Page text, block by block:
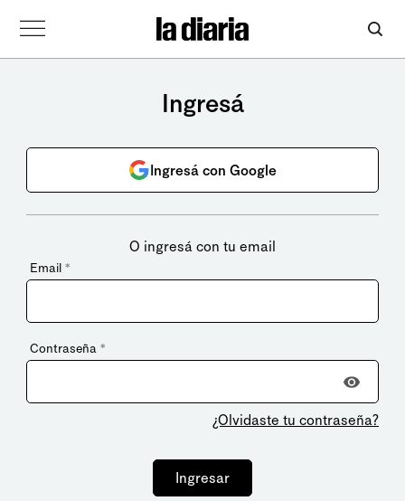
Ingresá
Ingresá con Google
O ingresá con tu email
Email *
Contraseña *
¿Olvidaste tu contraseña?
Ingresar